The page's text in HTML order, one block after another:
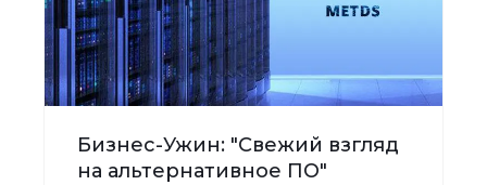
Бизнес-Ужин: "Свежий взгляд
на альтернативное ПО"